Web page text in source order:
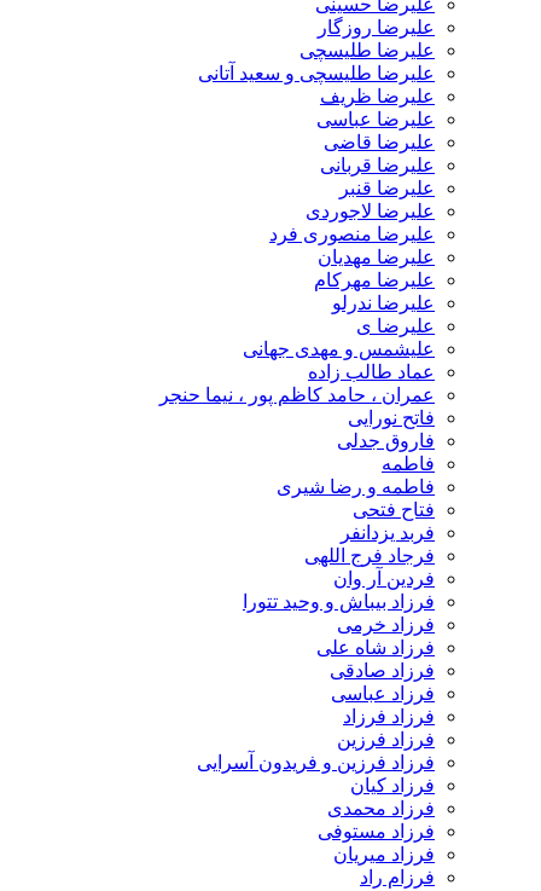
علیرضا حسینی
علیرضا روزگار
علیرضا طلیسچی
علیرضا طلیسچی و سعید آتانی
علیرضا ظریف
علیرضا عباسی
علیرضا قاضی
علیرضا قربانی
علیرضا قنبر
علیرضا لاجوردی
علیرضا منصوری فرد
علیرضا مهدیان
علیرضا مهرکام
علیرضا ندرلو
علیرضا ی
علیشمس و مهدی جهانی
عماد طالب زاده
عمران ، حامد کاظم پور ، نیما حنجر
فاتح نورایی
فاروق جدلی
فاطمه
فاطمه و رضا شیری
فتاح فتحی
فربد یزدانفر
فرجاد فرج اللهی
فردین آر وان
فرزاد بیباش و وحید تتورا
فرزاد خرمی
فرزاد شاه علی
فرزاد صادقی
فرزاد عباسی
فرزاد فرزاد
فرزاد فرزین
فرزاد فرزین و فریدون آسرایی
فرزاد کیان
فرزاد محمدی
فرزاد مستوفی
فرزاد میریان
فرزام راد